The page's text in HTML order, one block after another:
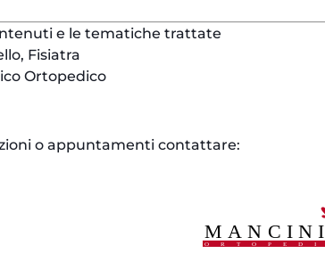
e le tematiche trattate
Fisiatra
Ortopedico
o appuntamenti contattare:
Mancini